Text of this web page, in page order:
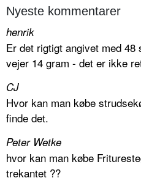
Nyeste kommentarer
henrik
Er det rigtigt angivet med
vejer 14 gram - det er ikke
CJ
Hvor kan man købe
finde det.
Peter Wetke
hvor kan man købe
trekantet ??